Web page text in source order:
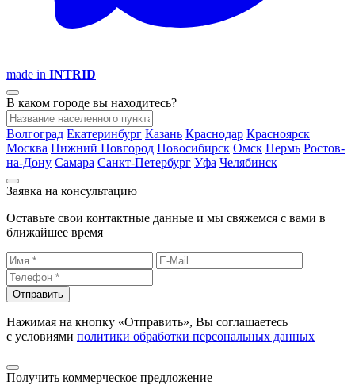
made in INTRID
В каком городе вы находитесь?
Волгоград Екатеринбург Казань Краснодар Красноярск
Москва Нижний Новгород Новосибирск Омск Пермь Ростов-
на-Дону Самара Санкт-Петербург Уфа Челябинск
Заявка на консультацию
Оставьте свои контактные данные и мы свяжемся с вами в
ближайшее время
Отправить
Нажимая на кнопку «Отправить», Вы соглашаетесь
с условиями политики обработки персональных данных
Получить коммерческое предложение